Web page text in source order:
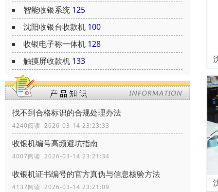
智能收银系统 125
沈阳收银台收款机 100
收银电子称一体机 128
触摸屏收款机 133
找不到合格标识的合规处理办法
4240阅读 2026-03-14 23:23:33
收银机编号高频避坑指南
4007阅读 2026-03-14 23:21:34
收银机证书编号的官方真伪与信息核验方法
4137阅读 2026-03-14 23:21:09